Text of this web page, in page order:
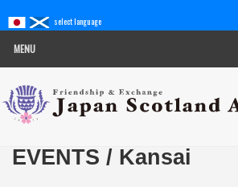
select language
MENU
EVENTS / Kansai